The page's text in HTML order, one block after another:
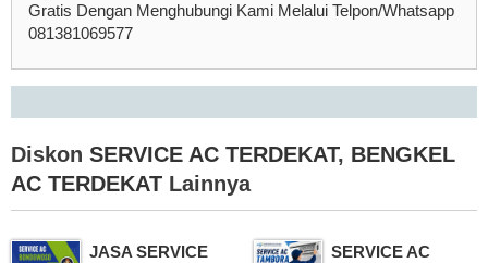
Gratis Dengan Menghubungi Kami Melalui Telpon/Whatsapp
081381069577
Diskon SERVICE AC TERDEKAT, BENGKEL
AC TERDEKAT Lainnya
JASA SERVICE
SERVICE AC